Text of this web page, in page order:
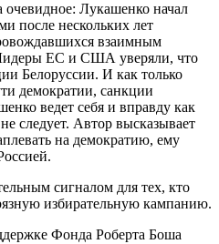
Лукашенко начал
после нескольких лет
взаимным
ЕС и США уверяли, что
Белоруссии. И как только
демократии, санкции
ведет себя и вправду как
следует. Автор высказывает
на демократию, ему
сигналом для тех, кто
избирательную кампанию.
Фонда Роберта Боша